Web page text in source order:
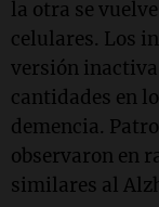
la otra se
celulares. Los
versión inactiva
cantidades en
demencia.
observaron en
similares al